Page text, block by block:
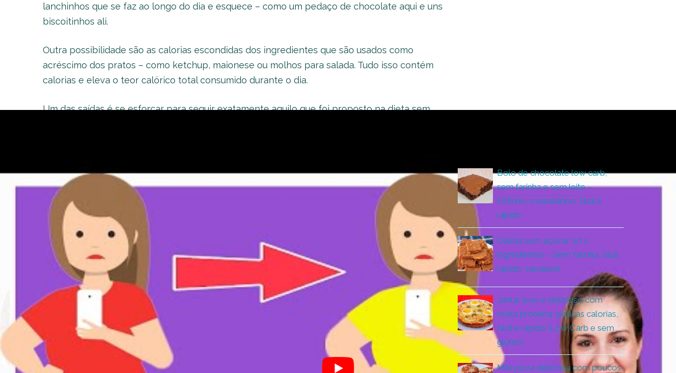
lanchinhos que se faz ao longo do dia e esquece – como um pedaço de chocolate aqui e uns
biscoitinhos ali.
Outra possibilidade são as calorias escondidas dos ingredientes que são usados como
acréscimo dos pratos – como ketchup, maionese ou molhos para salada. Tudo isso contém
calorias e eleva o teor calórico total consumido durante o dia.
Um das saídas é se esforçar para seguir exatamente aquilo que foi proposto na dieta sem
exatamente tudo o que é comido e bebido ao longo do dia. Por falar nisso conheça
aplicativos populares para emagrecer, disponíveis para iOS e Android
, que podem servir
como diário.
2. Compensar o que gastou no treino com excessos
na refeição seguinte
Isso pode acontecer quando a pessoa acha que gastou mais calorias do que realmente
gastou no treinamento ou quando se sente muito cansada após ter feito um treino intenso.
Então, ela come muito mais no que deveria na sua
refeição pós-treino.
O problema é que ao fazer isso, a pessoa tem grandes chances de recuperar ou superar as
calorias que foram eliminadas no treinamento. Assim fica bem difícil ver o peso diminuir, não
Bolo de chocolate low carb,
sem farinha e sem leite –
Fofinho, molhadinho, fácil e
rápido
Delícia sem açúcar, só 2
ingredientes – Sem farinha, fácil,
rápido, saudável
Jantar leve e delicioso com
muita proteína, poucas calorias,
fácil e rápido (Low Carb e sem
glúten)
Mini pizza deliciosa com poucos